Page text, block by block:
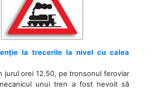
la trecerile la nivel cu calea
jurul orei 12.50, pe tronsonul feroviar
unui tren a fost nevoit să